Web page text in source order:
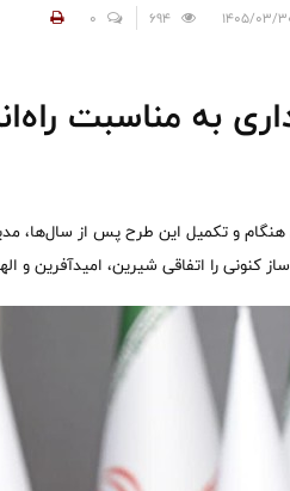
0
به مناسبت
هنگام و تکمیل این طرح پس از سال‌ها،
کنونی را اتفاقی شیرین، امیدآفرین و